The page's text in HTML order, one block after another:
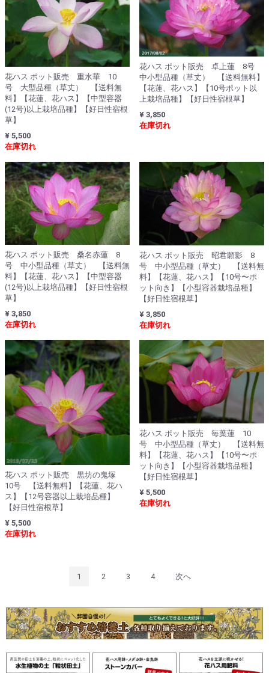
花ハス ポット販売 重水華 10
号 大型品種（草丈） 【送料無
料】【花蓮、花ハス】【中型容器
(12号)以上栽培品種】【好日性宿根
草】
¥ 5,500
在庫切れ
花ハス ポット販売 卓上蓮 8号
中小型品種（草丈） 【送料無料】
【花蓮、花ハス】【10号ポット以
上栽培品種】【好日性宿根草】
¥ 3,850
在庫切れ
花ハス ポット販売 桑名赤蓮 8
号 中小型品種（草丈） 【送料無
料】【花蓮、花ハス】【中型容器
(12号)以上栽培品種】【好日性宿根
草】
¥ 3,850
在庫切れ
花ハス ポット販売 昭君願影 8
号 中小型品種（草丈） 【送料無
料】【花蓮、花ハス】【10号〜ポ
ット向き】【小型容器栽培品種】
【好日性宿根草】
¥ 3,850
在庫切れ
花ハス ポット販売 黒坊の鬼塚
10号 【送料無料】【花蓮、花ハ
ス】【12号容器以上栽培品種】
【好日性宿根草】
¥ 5,500
在庫切れ
花ハス ポット販売 毎葉蓮 10
号 中小型品種（草丈） 【送料無
料】【花蓮、花ハス】【10号〜ポ
ット向き】【小型容器栽培品種】
【好日性宿根草】
¥ 5,500
在庫切れ
1 2 3 4 次へ